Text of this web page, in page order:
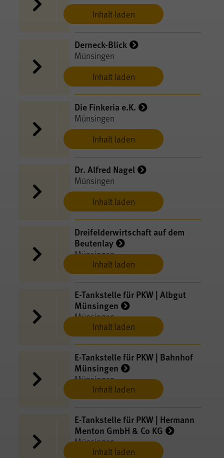
Inhalt laden
Inhalt laden
Derneck-Blick
Münsingen
Inhalt laden
Die Finkeria e.K.
Münsingen
Inhalt laden
Dr. Alfred Nagel
Münsingen
Inhalt laden
Dreifelderwirtschaft auf dem
Beutenlay
Münsingen
Inhalt laden
E-​Tankstelle für PKW | Albgut
Münsingen
Münsingen
Inhalt laden
E-​Tankstelle für PKW | Bahnhof
Münsingen
Münsingen
Inhalt laden
E-​Tankstelle für PKW | Hermann
Menton GmbH & Co KG
Münsingen